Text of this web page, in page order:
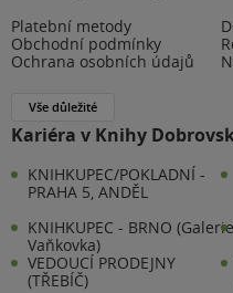
Platební metody
Obchodní podmínky
Ochrana osobních údajů
Vše důležité
Kariéra v Knihy
KNIHKUPEC/POKLADNÍ -
PRAHA 5, ANDĚL
KNIHKUPEC - BRNO (Galerie
Vaňkovka)
VEDOUCÍ PRODEJNY
(TŘEBÍČ)